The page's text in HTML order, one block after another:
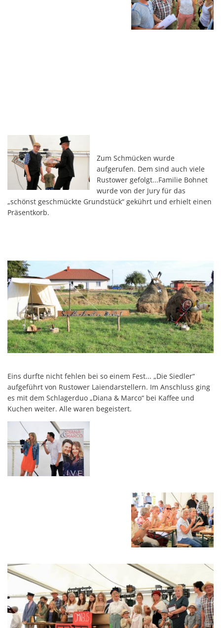
Zum Schmücken wurde
aufgerufen. Dem sind auch viele
Rustower gefolgt...Familie Bohnet
wurde von der Jury für das
„schönst geschmückte Grundstück“ gekührt und erhielt einen
Präsentkorb.
Eins durfte nicht fehlen bei so einem Fest... „Die Siedler“
aufgeführt von Rustower Laiendarstellern. Im Anschluss ging
es mit dem Schlagerduo „Diana & Marco“ bei Kaffee und
Kuchen weiter. Alle waren begeistert.